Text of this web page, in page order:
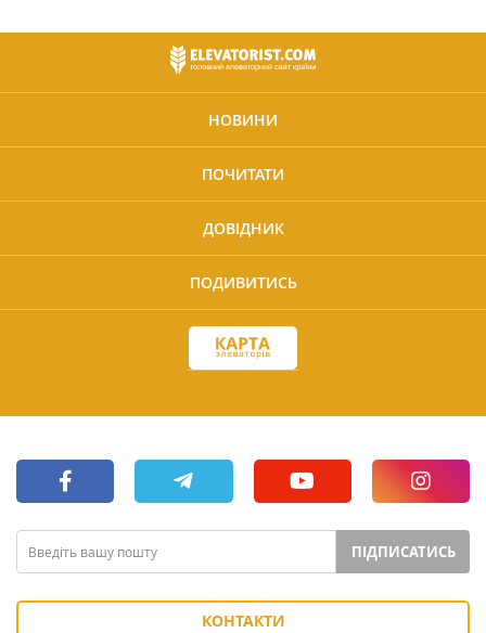
НОВИНИ
ПОЧИТАТИ
ДОВІДНИК
ПОДИВИТИСЬ
ПІДПИСАТИСЬ
КОНТАКТИ